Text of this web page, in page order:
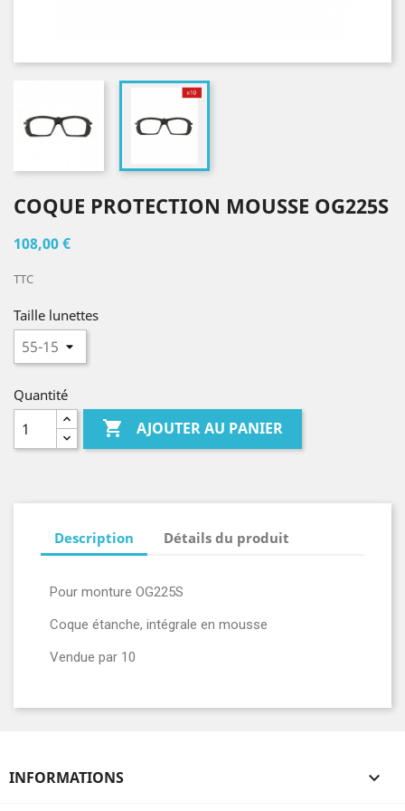
COQUE PROTECTION MOUSSE OG225S
108,00 €
TTC
Taille lunettes
Quantité
 AJOUTER AU PANIER
Description Détails du produit
Pour monture OG225S
Coque étanche, intégrale en mousse
Vendue par 10
INFORMATIONS 